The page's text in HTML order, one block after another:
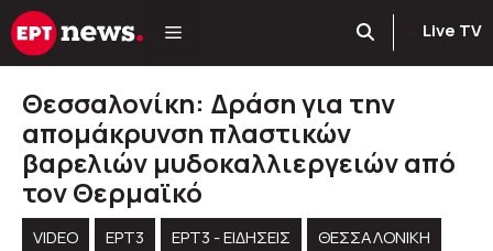
Μετάβαση
σε
Live TV
Θεσσαλονίκη: Δράση για την
απομάκρυνση πλαστικών
βαρελιών μυδοκαλλιεργειών από
τον Θερμαϊκό
VIDEO ΕΡΤ3 ΕΡΤ3 - ΕΙΔΉΣΕΙΣ
ΘΕΣΣΑΛΟΝΙΚΗ